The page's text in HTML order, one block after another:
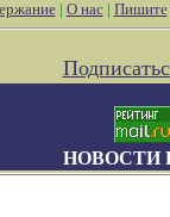
| О нас| Пишите
НОВОСТИ